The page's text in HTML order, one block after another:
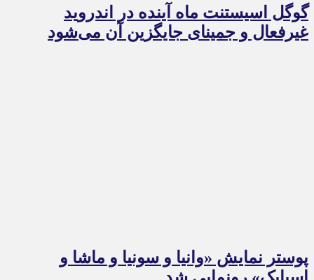
گوگل اسیستنت ماه آینده در اندروید
غیرفعال و جمینای جایگزین آن می‌شود
پوستر نمایش «وانیا و سونیا و ماشا و